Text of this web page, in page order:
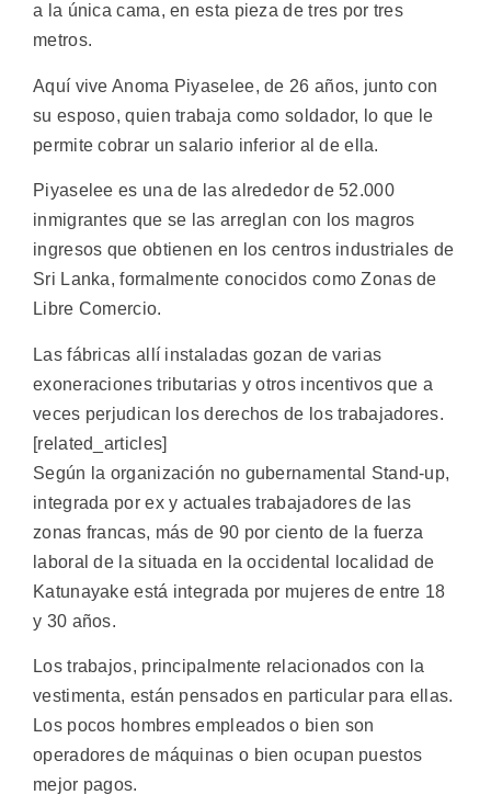
a la única cama, en esta pieza de tres por tres
metros.
Aquí vive Anoma Piyaselee, de 26 años, junto con
su esposo, quien trabaja como soldador, lo que le
permite cobrar un salario inferior al de ella.
Piyaselee es una de las alrededor de 52.000
inmigrantes que se las arreglan con los magros
ingresos que obtienen en los centros industriales de
Sri Lanka, formalmente conocidos como Zonas de
Libre Comercio.
Las fábricas allí instaladas gozan de varias
exoneraciones tributarias y otros incentivos que a
veces perjudican los derechos de los trabajadores.
[related_articles]
Según la organización no gubernamental Stand-up,
integrada por ex y actuales trabajadores de las
zonas francas, más de 90 por ciento de la fuerza
laboral de la situada en la occidental localidad de
Katunayake está integrada por mujeres de entre 18
y 30 años.
Los trabajos, principalmente relacionados con la
vestimenta, están pensados en particular para ellas.
Los pocos hombres empleados o bien son
operadores de máquinas o bien ocupan puestos
mejor pagos.